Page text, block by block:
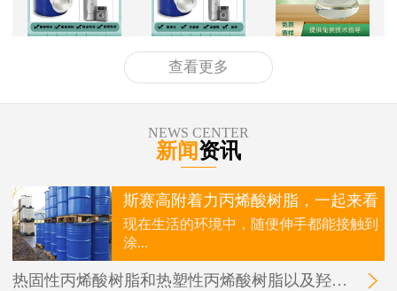
查看更多
NEWS CENTER
新闻资讯
斯赛高附着力丙烯酸树脂，一起来看
现在生活的环境中，随便伸手都能接触到
涂...
热固性丙烯酸树脂和热塑性丙烯酸树脂以及羟基丙烯酸树脂三者之间的区别在哪里？